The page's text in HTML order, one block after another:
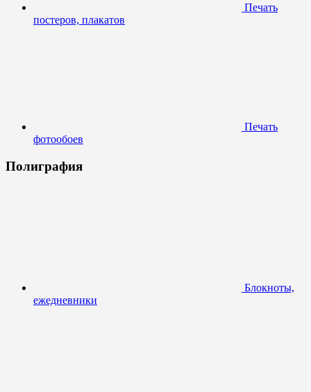
Печать
постеров, плакатов
Печать
фотообоев
Полиграфия
Блокноты,
ежедневники